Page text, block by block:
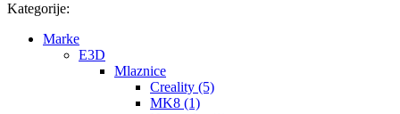
Kategorije:
Marke
E3D
Mlaznice
Creality (5)
MK8 (1)